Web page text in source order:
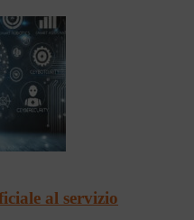
al servizio